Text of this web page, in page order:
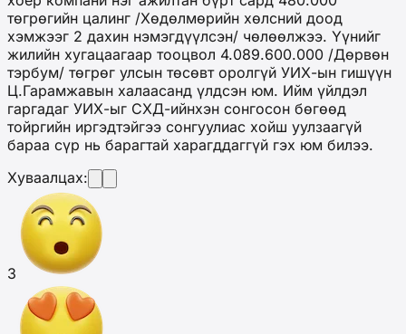
төгрөгийн цалинг /Хөдөлмөрийн хөлсний доод
хэмжээг 2 дахин нэмэгдүүлсэн/ чөлөөлжээ. Үүнийг
жилийн хугацаагаар тооцвол 4.089.600.000 /Дөрвөн
тэрбум/ төгрөг улсын төсөвт оролгүй УИХ-ын гишүүн
Ц.Гарамжавын халаасанд үлдсэн юм. Ийм үйлдэл
гаргадаг УИХ-ыг СХД-ийнхэн сонгосон бөгөөд
тойргийн иргэдтэйгээ сонгуулиас хойш уулзаагүй
бараа сүр нь барагтай харагддаггүй гэх юм билээ.
Хуваалцах:
3